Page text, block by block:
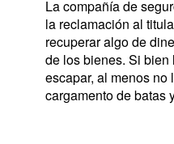
La compañía de
la reclamación al
recuperar algo de
de los bienes. Si bien
escapar, al menos no
cargamento de batas